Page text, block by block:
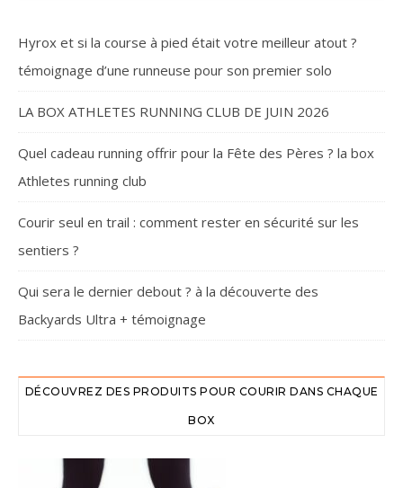
Hyrox et si la course à pied était votre meilleur atout ?
témoignage d’une runneuse pour son premier solo
LA BOX ATHLETES RUNNING CLUB DE JUIN 2026
Quel cadeau running offrir pour la Fête des Pères ? la box
Athletes running club
Courir seul en trail : comment rester en sécurité sur les
sentiers ?
Qui sera le dernier debout ? à la découverte des
Backyards Ultra + témoignage
DÉCOUVREZ DES PRODUITS POUR COURIR DANS CHAQUE
BOX